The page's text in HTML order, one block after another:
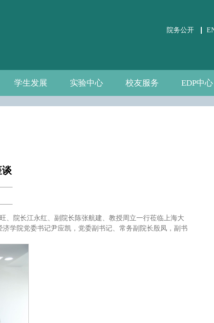
院务公开
学生发展
学生事务
党团建设
课外培养
职业发展
实验中心
关于实验中心
通知公告
规章制度
数据资源
虚仿实验平台
自建资源
公共微观数据
相关文件下载
校友服务
分会介绍
校友活动
校友风采
EDP中心
中心介绍
新闻通告
师资团队
联系我们
谈
、院长江永红、副院长陈张航建、教授周立一行莅临上海大
学院党委书记尹应凯，党委副书记、常务副院长殷凤，副书